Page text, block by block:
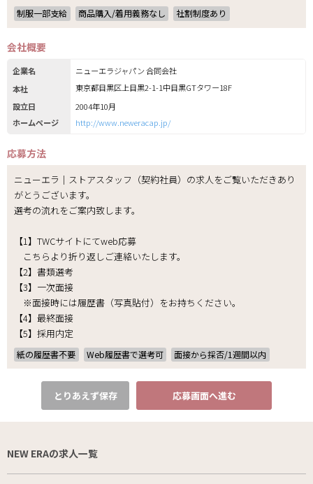
制服一部支給 商品購入/着用義務なし 社割制度あり
会社概要
企業名
ニューエラジャパン 合同会社
本社
東京都目黒区上目黒2-1-1中目黒GTタワー18F
設立日
2004年10月
ホームページ
http://www.neweracap.jp/
応募方法
ニューエラ｜ストアスタッフ（契約社員）の求人をご覧いただきあり
がとうございます。
選考の流れをご案内致します。
【1】TWCサイトにてweb応募
こちらより折り返しご連絡いたします。
【2】書類選考
【3】一次面接
※面接時には履歴書（写真貼付）をお持ちください。
【4】最終面接
【5】採用内定
紙の履歴書不要 Web履歴書で選考可 面接から採否/1週間以内
とりあえず保存 応募画面へ進む
NEW ERAの求人一覧